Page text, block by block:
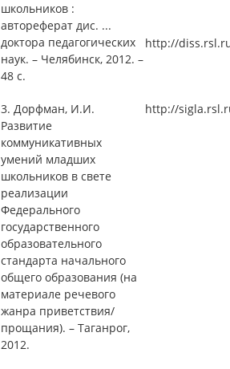
школьников :
автореферат дис. ...
доктора педагогических
наук. – Челябинск, 2012. –
48 с.
3. Дорфман, И.И.
Развитие
коммуникативных
умений младших
школьников в свете
реализации
Федерального
государственного
образовательного
стандарта начального
общего образования (на
материале речевого
жанра приветствия/
прощания). – Таганрог,
2012.
http://
http://